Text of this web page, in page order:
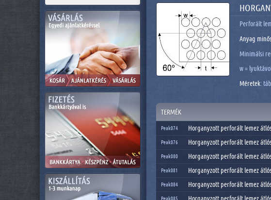
Perforált
Anyag
Minimálsi
w =
Méretek:
TERMÉK
Peak074 Horganyzott perforált lemez
Peak076 Horganyzott perforált lemez
Peak080 Horganyzott perforált lemez
Peak081 Horganyzott perforált lemez
Peak084 Horganyzott perforált lemez
Peak085